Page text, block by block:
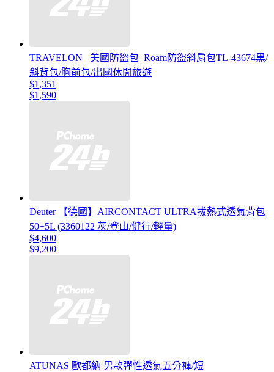
TRAVELON _美國防盜包_Roam防盜斜肩包TL-43674黑/
斜背包/胸前包/出國休閒旅遊
$1,351
$1,590
Deuter 【德國】AIRCONTACT ULTRA拔熱式透氣背包
50+5L (3360122 灰/登山/健行/輕量)
$4,600
$9,200
ATUNAS 歐都納 男款彈性透氣五分褲/短